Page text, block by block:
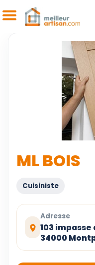
ML BOIS
Cuisiniste
Adresse
103
34000